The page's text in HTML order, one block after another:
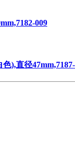
009
),直径